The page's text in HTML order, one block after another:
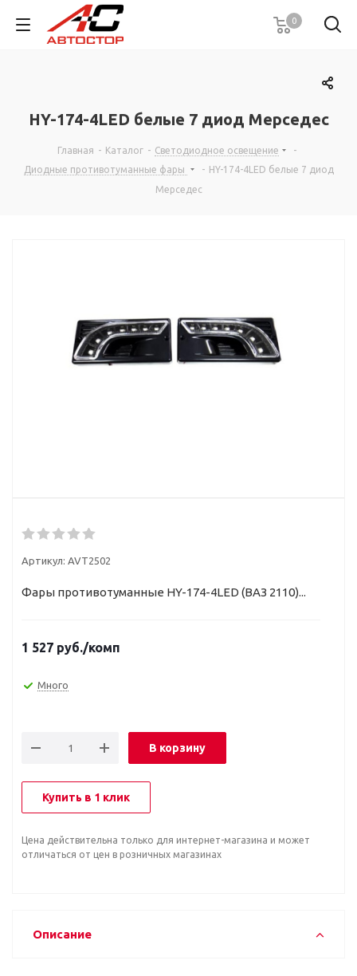
0
HY-174-4LED белые 7 диод Мерседес
Главная - Каталог - Светодиодное освещение
-
Диодные противотуманные фары
- HY-174-4LED белые 7 диод
Мерседес
Артикул: AVT2502
Фары противотуманные HY-174-4LED (ВАЗ 2110)...
1 527 руб./комп
Много
В корзину
Купить в 1 клик
Цена действительна только для интернет-магазина и может
отличаться от цен в розничных магазинах
Описание